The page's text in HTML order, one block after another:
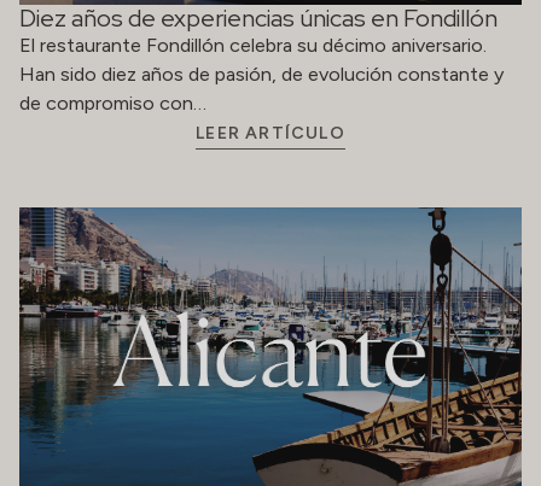
Diez años de experiencias únicas en Fondillón
El restaurante Fondillón celebra su décimo aniversario.
Han sido diez años de pasión, de evolución constante y
de compromiso con…
LEER ARTÍCULO